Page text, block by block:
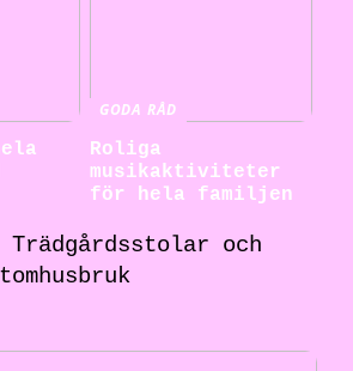
GODA RÅD
Roliga
musikaktiviteter
för hela familjen
Trädgårdsstolar och